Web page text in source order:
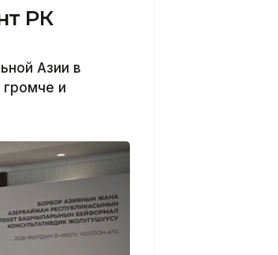
РК
Азии в
громче и